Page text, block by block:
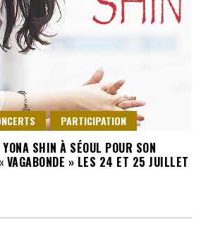
PARTICIPATION
SHIN À SÉOUL POUR SON
VAGABONDE » LES 24 ET 25 JUILLET